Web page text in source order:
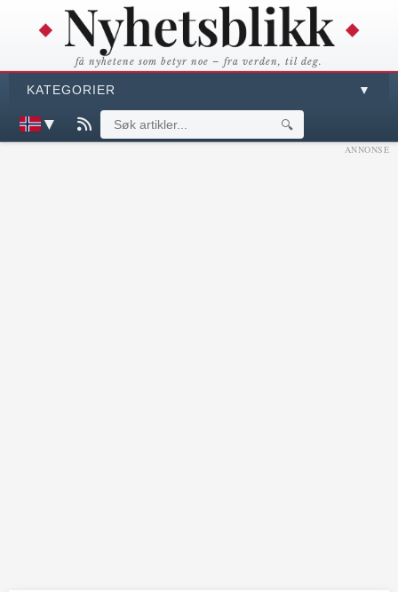
få nyhetene som betyr noe – fra verden, til deg.
KATEGORIER ▼
▼ 🔍
ANNONSE